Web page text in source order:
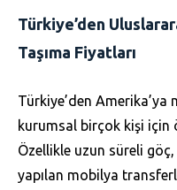
Türkiye’den
Taşıma Fiyatları
Türkiye’den Amerika’ya
kurumsal birçok kişi için
Özellikle uzun süreli
yapılan mobilya